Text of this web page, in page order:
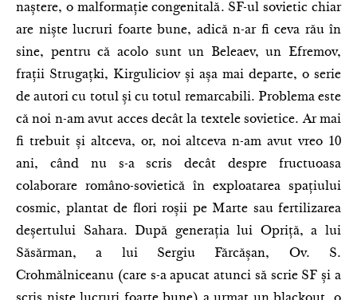
naștere, o malformație congenitală. SF-ul sovietic chiar
are niște lucruri foarte bune, adică n-ar fi ceva rău în
sine, pentru că acolo sunt un Beleaev, un Efremov,
frații Strugațki, Kirguliciov și așa mai departe, o serie
de autori cu totul și cu totul remarcabili. Problema este
că noi n-am avut acces decât la textele sovietice. Ar mai
fi trebuit și altceva, or, noi altceva n-am avut vreo 10
ani, când nu s-a scris decât despre fructuoasa
colaborare româno-sovietică în exploatarea spațiului
cosmic, plantat de flori roșii pe Marte sau fertilizarea
deșertului Sahara. După generația lui Opriță, a lui
Săsărman, a lui Sergiu Fărcășan, Ov. S.
Crohmălniceanu (care s-a apucat atunci să scrie SF și a